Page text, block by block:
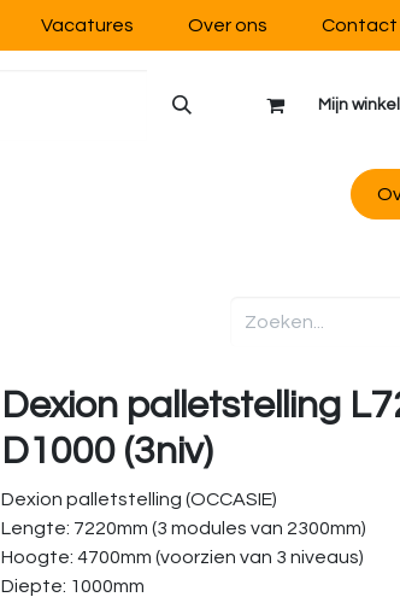
Vacatures Over ons Contact
Mijn
Dexion palletstelling
D1000 (3niv)
Dexion palletstelling (OCCASIE)
Lengte: 7220mm (3 modules van 2300mm)
Hoogte: 4700mm (voorzien van 3 niveaus)
Diepte: 1000mm